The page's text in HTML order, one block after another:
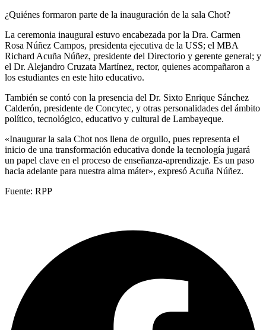
¿Quiénes formaron parte de la inauguración de la sala Chot?
La ceremonia inaugural estuvo encabezada por la Dra. Carmen
Rosa Núñez Campos, presidenta ejecutiva de la USS; el MBA
Richard Acuña Núñez, presidente del Directorio y gerente general; y
el Dr. Alejandro Cruzata Martínez, rector, quienes acompañaron a
los estudiantes en este hito educativo.
También se contó con la presencia del Dr. Sixto Enrique Sánchez
Calderón, presidente de Concytec, y otras personalidades del ámbito
político, tecnológico, educativo y cultural de Lambayeque.
«Inaugurar la sala Chot nos llena de orgullo, pues representa el
inicio de una transformación educativa donde la tecnología jugará
un papel clave en el proceso de enseñanza-aprendizaje. Es un paso
hacia adelante para nuestra alma máter», expresó Acuña Núñez.
Fuente: RPP